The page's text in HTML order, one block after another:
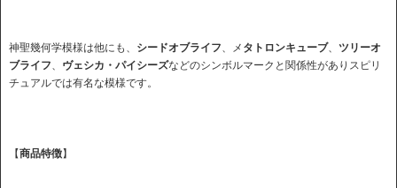
神聖幾何学模様は他にも、 シードオブライフ、メ タトロンキューブ、 ツリーオ
ブライフ、 ヴェシカ・パイシーズなどのシンボルマークと関係性がありスピリ
チュアルでは有名な模様です。
【商品特徴】